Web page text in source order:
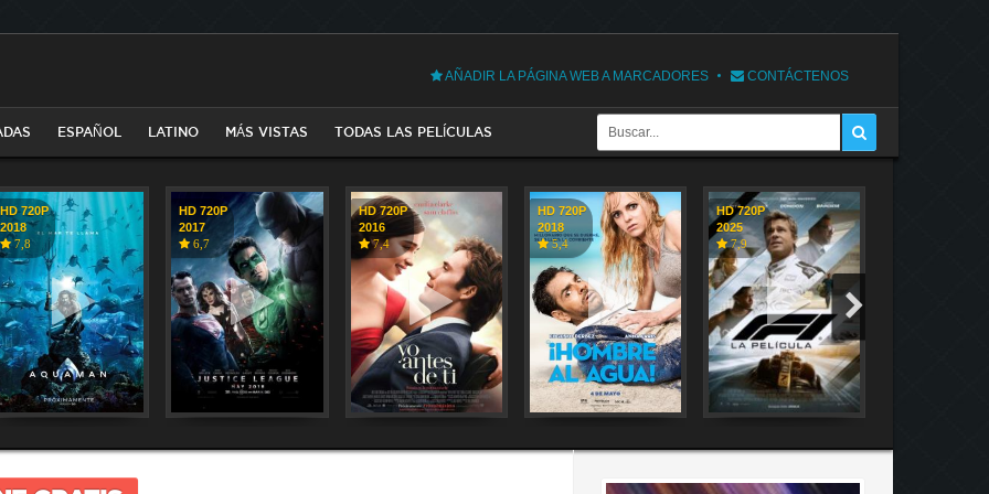
AÑADIR LA PÁGINA WEB A MARCADORES CONTÁCTENOS
ESPAÑOL LATINO MÁS VISTAS TODAS LAS PELÍCULAS
HD 720P
2018
7,8
HD 720P
2017
6,7
HD 720P
2016
7,4
HD 720P
2018
5,4
HD 720P
2025
7,9